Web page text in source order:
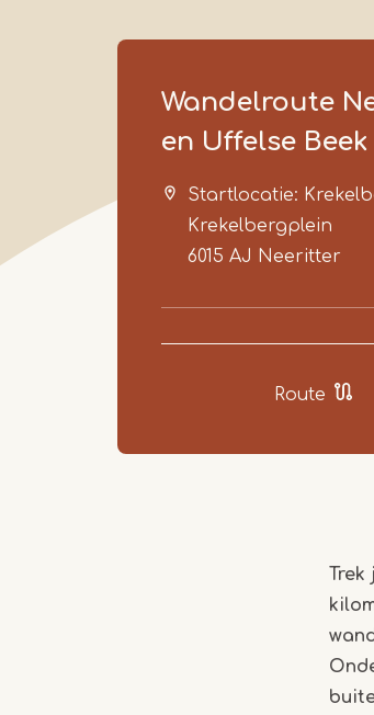
Wandelroute
en Uffelse Beek
Startlocatie:
Krekelbergplein
6015 AJ Neeritter
Route
Trek